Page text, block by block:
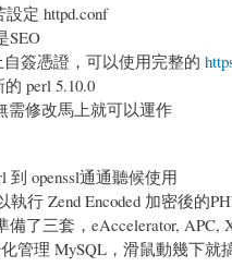
設定 httpd.conf
SEO
自簽憑證，可以使用完整的
perl 5.10.0
需修改馬上就可以運作
到 openssl通通聽候使用
執行 Zend Encoded 加密後的
備了三套，eAccelerator,
化管理 MySQL，滑鼠動幾下就